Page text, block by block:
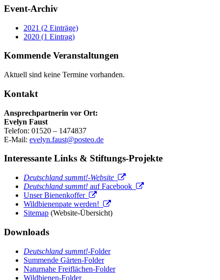
Event-Archiv
2021 (2 Einträge)
2020 (1 Eintrag)
Kommende Veranstaltungen
Aktuell sind keine Termine vorhanden.
Kontakt
Ansprechpartnerin vor Ort:
Evelyn Faust
Telefon: 01520 – 1474837
E-Mail: evelyn.faust@posteo.de
Interessante Links & Stiftungs-Projekte
Deutschland summt!-Website
Deutschland summt! auf Facebook
Unser Bienenkoffer
Wildbienenpate werden!
Sitemap (Website-Übersicht)
Downloads
Deutschland summt!-Folder
Summende Gärten-Folder
Naturnahe Freiflächen-Folder
Wildbienen-Folder